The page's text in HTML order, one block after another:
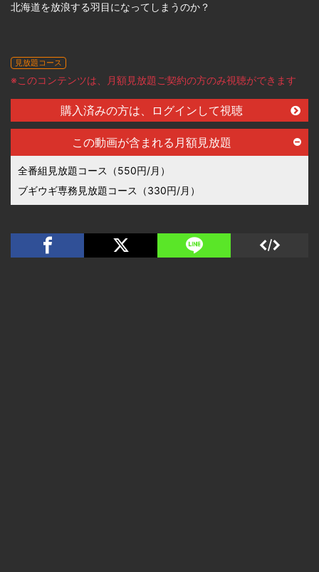
北海道を放浪する羽目になってしまうのか？
見放題コース
※このコンテンツは、月額見放題ご契約の方のみ視聴ができます
購入済みの方は、ログインして視聴
この動画が含まれる月額見放題
全番組見放題コース（550円/月）
ブギウギ専務見放題コース（330円/月）